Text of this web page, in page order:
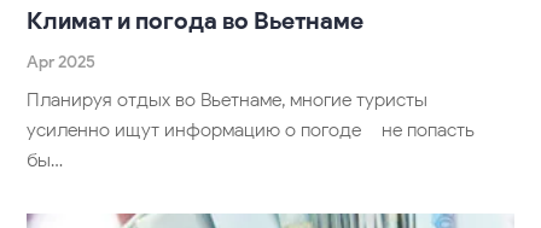
Климат и погода во Вьетнаме
Apr 2025
Планируя отдых во Вьетнаме, многие туристы
усиленно ищут информацию о погоде – не попасть
бы…